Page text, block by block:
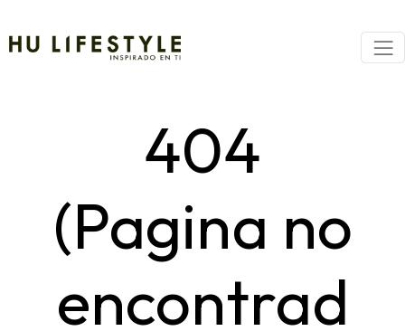
404
(Pagina no
encontrad